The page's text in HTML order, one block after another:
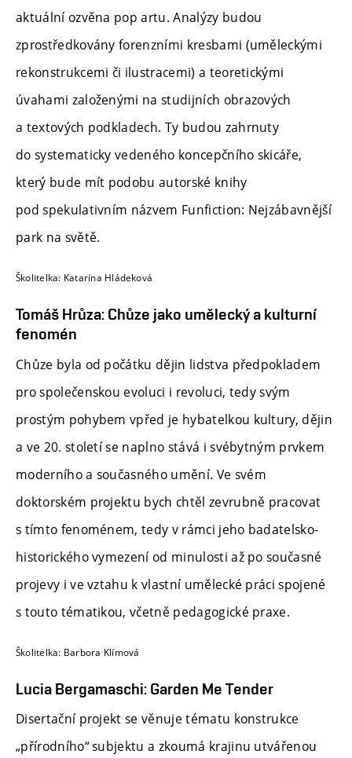
aktuální ozvěna pop artu. Analýzy budou
zprostředkovány forenzními kresbami (uměleckými
rekonstrukcemi či ilustracemi) a teoretickými
úvahami založenými na studijních obrazových
a textových podkladech. Ty budou zahrnuty
do systematicky vedeného koncepčního skicáře,
který bude mít podobu autorské knihy
pod spekulativním názvem Funfiction: Nejzábavnější
park na světě.
Školitelka: Katarína Hládeková
Tomáš Hrůza: Chůze jako umělecký a kulturní
fenomén
Chůze byla od počátku dějin lidstva předpokladem
pro společenskou evoluci i revoluci, tedy svým
prostým pohybem vpřed je hybatelkou kultury, dějin
a ve 20. století se naplno stává i svébytným prvkem
moderního a současného umění. Ve svém
doktorském projektu bych chtěl zevrubně pracovat
s tímto fenoménem, tedy v rámci jeho badatelsko-
historického vymezení od minulosti až po současné
projevy i ve vztahu k vlastní umělecké práci spojené
s touto tématikou, včetně pedagogické praxe.
Školitelka: Barbora Klímová
Lucia Bergamaschi: Garden Me Tender
Disertační projekt se věnuje tématu konstrukce
„přírodního“ subjektu a zkoumá krajinu utvářenou